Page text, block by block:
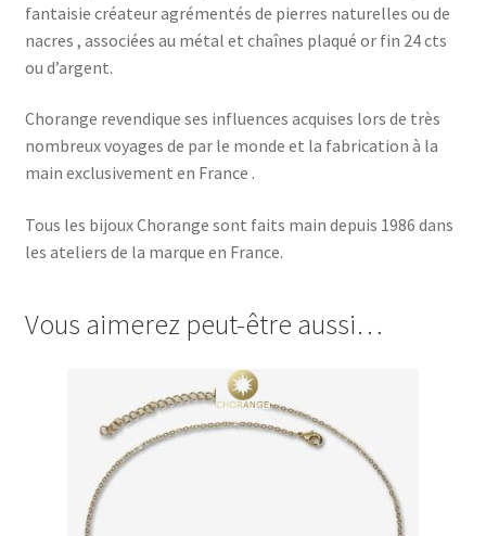
fantaisie créateur agrémentés de pierres naturelles ou de
nacres , associées au métal et chaînes plaqué or fin 24 cts
ou d’argent.
Chorange revendique ses influences acquises lors de très
nombreux voyages de par le monde et la fabrication à la
main exclusivement en France .
Tous les bijoux Chorange sont faits main depuis 1986 dans
les ateliers de la marque en France.
Vous aimerez peut-être aussi…